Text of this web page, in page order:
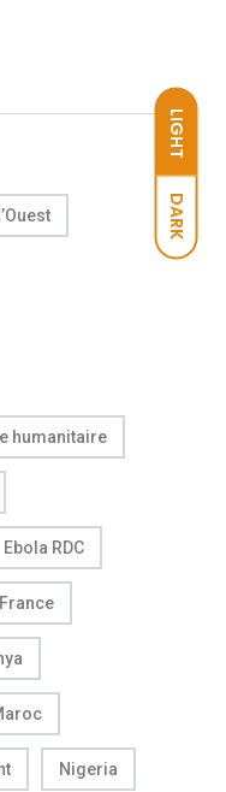
LIGHT
DARK
humanitaire
Ebola RDC
France
Nigeria